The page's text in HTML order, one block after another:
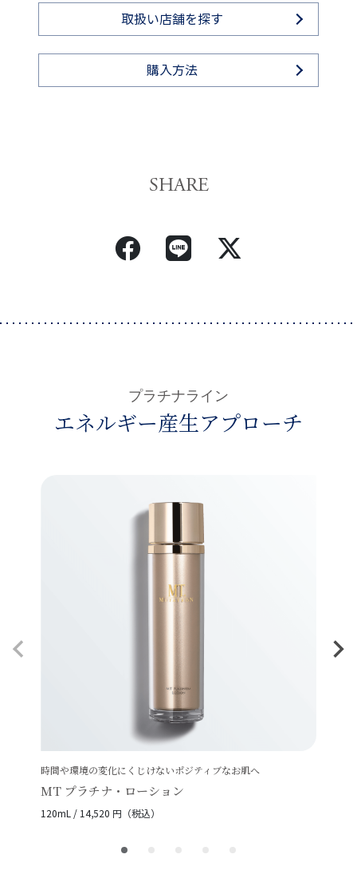
取扱い店舗を探す
購入方法
SHARE
エネルギー産生アプローチ
時間や環境の変化にくじけないポジティブなお肌へ
MT プラチナ・ローション
120mL / 14,520 円（税込）